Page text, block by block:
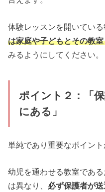
体験レッスンを開いてい
は家庭や子どもとその教
みるようにしてください。
ポイント２：「
にある」
単純であり重要なポイン
幼児を通わせる教室であ
は異なり、 必ず保護者が送